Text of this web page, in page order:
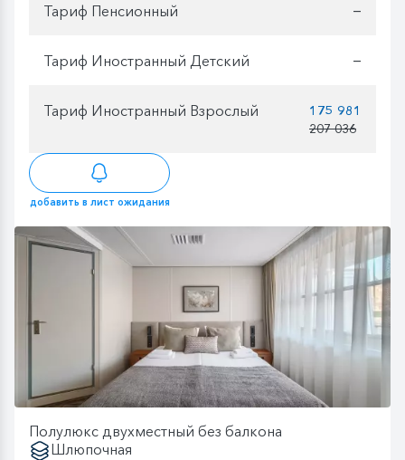
Тариф Пенсионный —
Тариф Иностранный Детский —
Тариф Иностранный Взрослый
175 981
207 036
добавить в лист ожидания
Полулюкс двухместный без балкона
Шлюпочная